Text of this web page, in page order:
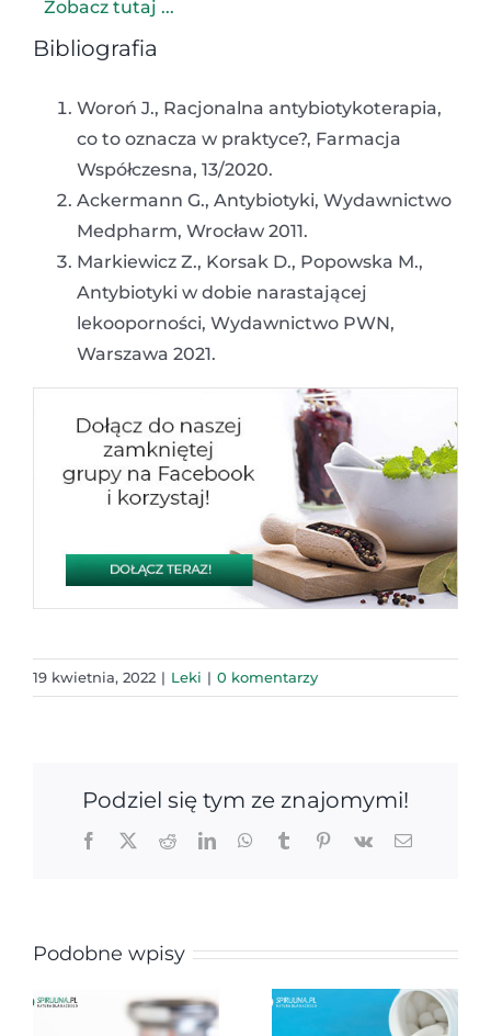
Zobacz tutaj ...
Bibliografia
Woroń J., Racjonalna antybiotykoterapia,
co to oznacza w praktyce?, Farmacja
Współczesna, 13/2020.
Ackermann G., Antybiotyki, Wydawnictwo
Medpharm, Wrocław 2011.
Markiewicz Z., Korsak D., Popowska M.,
Antybiotyki w dobie narastającej
lekooporności, Wydawnictwo PWN,
Warszawa 2021.
19 kwietnia, 2022 | Leki | 0 komentarzy
Podziel się tym ze znajomymi!
Facebook
X RedditLinkedInWhatsApp
TumblrPinterest
Vk Email
Podobne wpisy